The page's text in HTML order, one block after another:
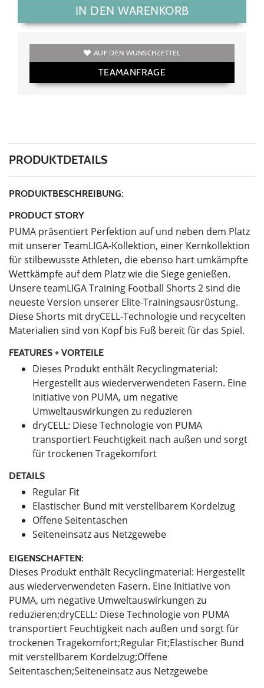
IN DEN WARENKORB
AUF DEN WUNSCHZETTEL
TEAMANFRAGE
PRODUKTDETAILS
PRODUKTBESCHREIBUNG:
PRODUCT STORY
PUMA präsentiert Perfektion auf und neben dem Platz
mit unserer TeamLIGA-Kollektion, einer Kernkollektion
für stilbewusste Athleten, die ebenso hart umkämpfte
Wettkämpfe auf dem Platz wie die Siege genießen.
Unsere teamLIGA Training Football Shorts 2 sind die
neueste Version unserer Elite-Trainingsausrüstung.
Diese Shorts mit dryCELL-Technologie und recycelten
Materialien sind von Kopf bis Fuß bereit für das Spiel.
FEATURES + VORTEILE
Dieses Produkt enthält Recyclingmaterial:
Hergestellt aus wiederverwendeten Fasern. Eine
Initiative von PUMA, um negative
Umweltauswirkungen zu reduzieren
dryCELL: Diese Technologie von PUMA
transportiert Feuchtigkeit nach außen und sorgt
für trockenen Tragekomfort
DETAILS
Regular Fit
Elastischer Bund mit verstellbarem Kordelzug
Offene Seitentaschen
Seiteneinsatz aus Netzgewebe
EIGENSCHAFTEN:
Dieses Produkt enthält Recyclingmaterial: Hergestellt
aus wiederverwendeten Fasern. Eine Initiative von
PUMA, um negative Umweltauswirkungen zu
reduzieren;dryCELL: Diese Technologie von PUMA
transportiert Feuchtigkeit nach außen und sorgt für
trockenen Tragekomfort;Regular Fit;Elastischer Bund
mit verstellbarem Kordelzug;Offene
Seitentaschen;Seiteneinsatz aus Netzgewebe